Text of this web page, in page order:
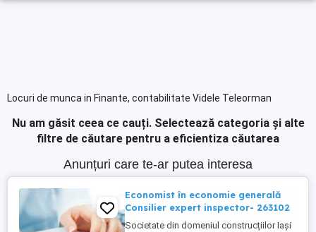
Locuri de munca in Finante, contabilitate Videle Teleorman
Nu am găsit ceea ce cauți. Selectează categoria și alte
filtre de căutare pentru a eficientiza căutarea
Anunțuri care te-ar putea interesa
Economist în economie generală
Consilier expert inspector- 263102
Societate din domeniul construcțiilor Iași